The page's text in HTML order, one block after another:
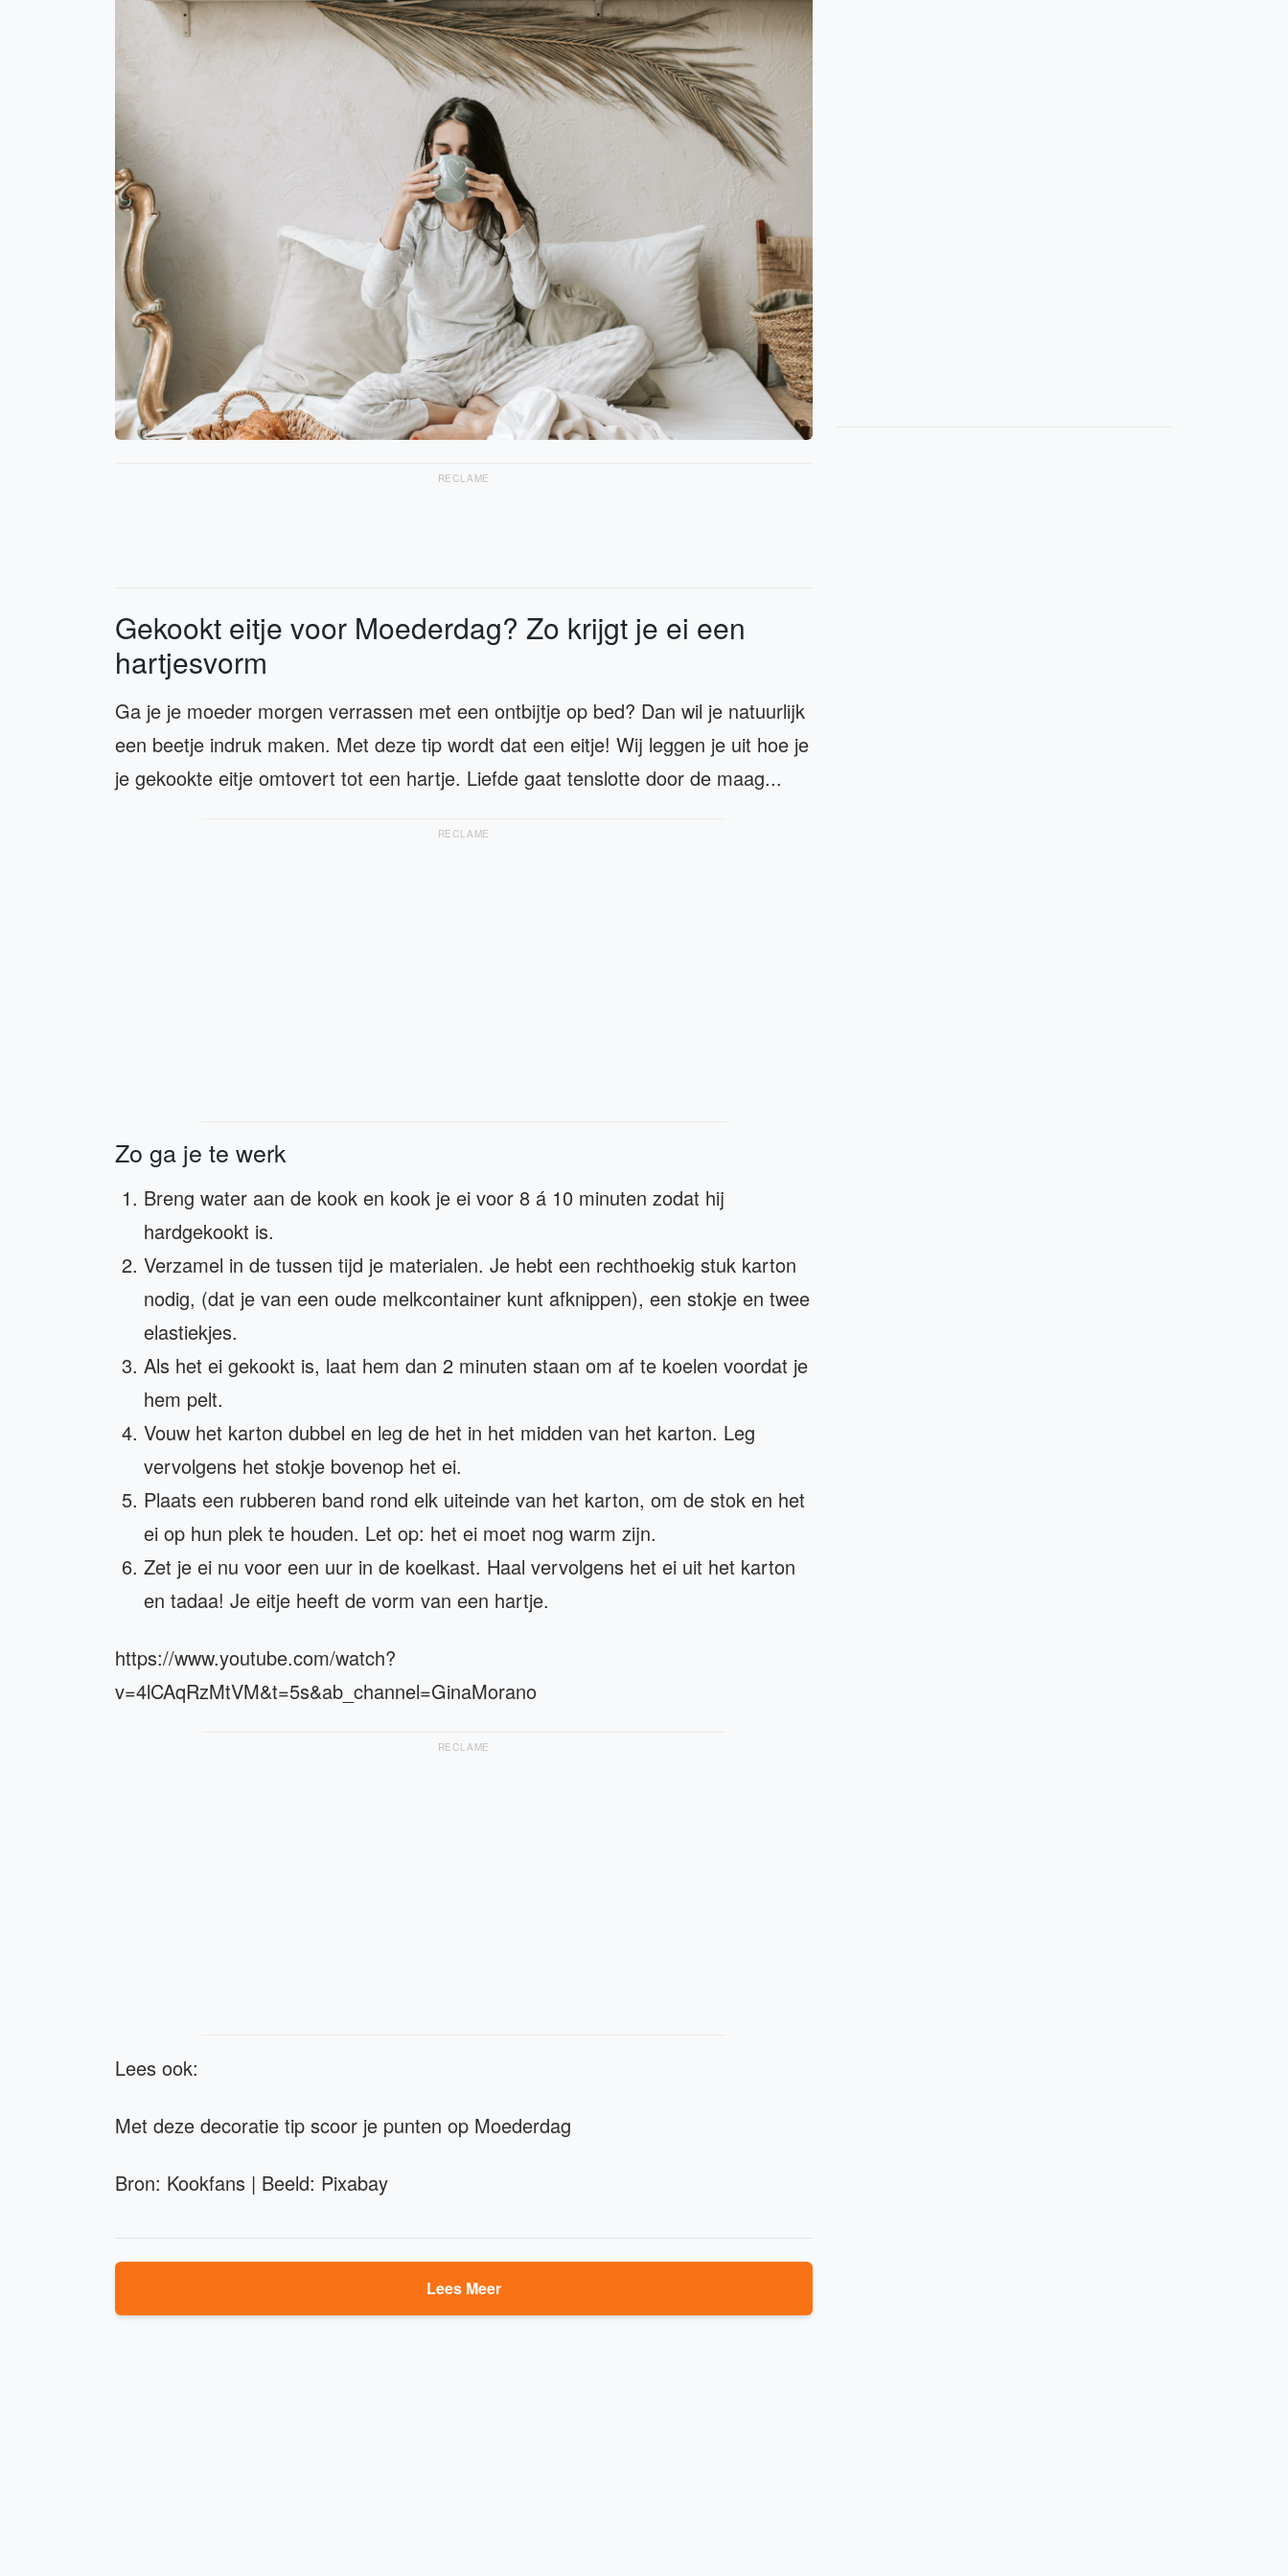
RECLAME
Gekookt eitje voor Moederdag? Zo krijgt je ei een
hartjesvorm
Ga je je moeder morgen verrassen met een ontbijtje op bed? Dan wil je natuurlijk
een beetje indruk maken. Met deze tip wordt dat een eitje! Wij leggen je uit hoe je
je gekookte eitje omtovert tot een hartje. Liefde gaat tenslotte door de maag...
RECLAME
Zo ga je te werk
Breng water aan de kook en kook je ei voor 8 á 10 minuten zodat hij
hardgekookt is.
Verzamel in de tussen tijd je materialen. Je hebt een rechthoekig stuk karton
nodig, (dat je van een oude melkcontainer kunt afknippen), een stokje en twee
elastiekjes.
Als het ei gekookt is, laat hem dan 2 minuten staan om af te koelen voordat je
hem pelt.
Vouw het karton dubbel en leg de het in het midden van het karton. Leg
vervolgens het stokje bovenop het ei.
Plaats een rubberen band rond elk uiteinde van het karton, om de stok en het
ei op hun plek te houden. Let op: het ei moet nog warm zijn.
Zet je ei nu voor een uur in de koelkast. Haal vervolgens het ei uit het karton
en tadaa! Je eitje heeft de vorm van een hartje.
https://www.youtube.com/watch?
v=4lCAqRzMtVM&t=5s&ab_channel=GinaMorano
RECLAME
Lees ook:
Met deze decoratie tip scoor je punten op Moederdag
Bron: Kookfans | Beeld: Pixabay
Lees Meer